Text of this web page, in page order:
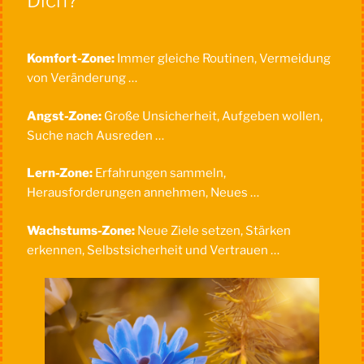
Komfort-Zone: Immer gleiche Routinen, Vermeidung
von Veränderung …
Angst-Zone: Große Unsicherheit, Aufgeben wollen,
Suche nach Ausreden …
Lern-Zone: Erfahrungen sammeln,
Herausforderungen annehmen, Neues …
Wachstums-Zone: Neue Ziele setzen, Stärken
erkennen, Selbstsicherheit und Vertrauen …